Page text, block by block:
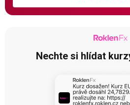
Nechte si hlídat